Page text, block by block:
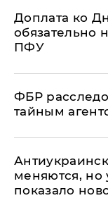
Доплата ко
обязательно
ПФУ
ФБР
тайным
меняются, но
показало